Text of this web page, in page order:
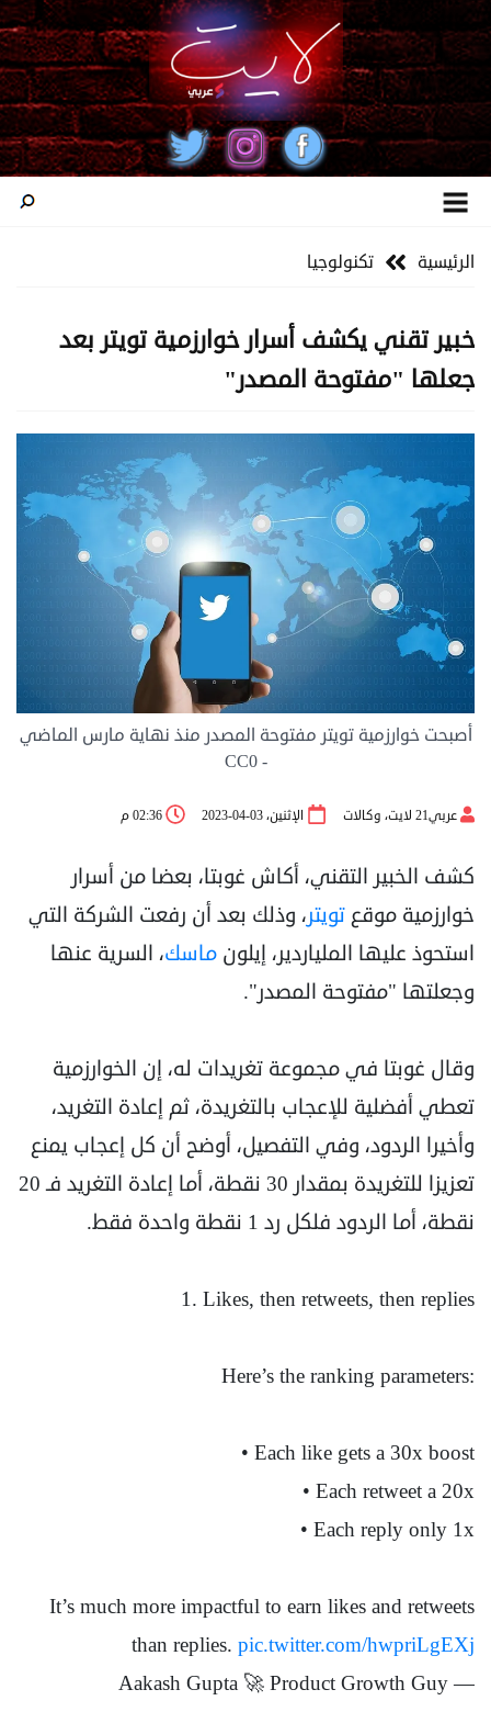
الرئيسية تكنولوجيا
خبير تقني يكشف أسرار خوارزمية تويتر بعد
جعلها "مفتوحة المصدر"
أصبحت خوارزمية تويتر مفتوحة المصدر منذ نهاية مارس الماضي
- CC0
عربي21 لايت، وكالات الإثنين، 03-04-2023 02:36 م
كشف الخبير التقني، أكاش غوبتا، بعضا من أسرار
خوارزمية موقع تويتر، وذلك بعد أن رفعت الشركة التي
استحوذ عليها الملياردير، إيلون ماسك، السرية عنها
وجعلتها "مفتوحة المصدر".
وقال غوبتا في مجموعة تغريدات له، إن الخوارزمية
تعطي أفضلية للإعجاب بالتغريدة، ثم إعادة التغريد،
وأخيرا الردود، وفي التفصيل، أوضح أن كل إعجاب يمنع
تعزيزا للتغريدة بمقدار 30 نقطة، أما إعادة التغريد فـ 20
نقطة، أما الردود فلكل رد 1 نقطة واحدة فقط.
1. Likes, then retweets, then replies
Here’s the ranking parameters:
• Each like gets a 30x boost
• Each retweet a 20x
• Each reply only 1x
It’s much more impactful to earn likes and retweets
than replies. pic.twitter.com/hwpriLgEXj
— Aakash Gupta 🚀 Product Growth Guy